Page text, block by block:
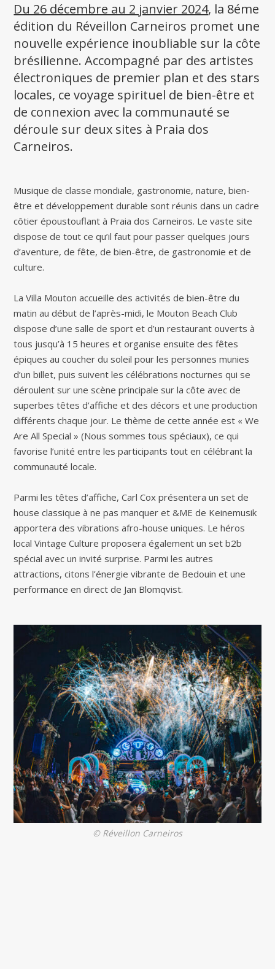
Du 26 décembre au 2 janvier 2024, la 8éme
édition du Réveillon Carneiros promet une
nouvelle expérience inoubliable sur la côte
brésilienne. Accompagné par des artistes
électroniques de premier plan et des stars
locales, ce voyage spirituel de bien-être et
de connexion avec la communauté se
déroule sur deux sites à Praia dos
Carneiros.
Musique de classe mondiale, gastronomie, nature, bien-
être et développement durable sont réunis dans un cadre
côtier époustouflant à Praia dos Carneiros. Le vaste site
dispose de tout ce qu’il faut pour passer quelques jours
d’aventure, de fête, de bien-être, de gastronomie et de
culture.
La Villa Mouton accueille des activités de bien-être du
matin au début de l’après-midi, le Mouton Beach Club
dispose d’une salle de sport et d’un restaurant ouverts à
tous jusqu’à 15 heures et organise ensuite des fêtes
épiques au coucher du soleil pour les personnes munies
d’un billet, puis suivent les célébrations nocturnes qui se
déroulent sur une scène principale sur la côte avec de
superbes têtes d’affiche et des décors et une production
différents chaque jour. Le thème de cette année est « We
Are All Special » (Nous sommes tous spéciaux), ce qui
favorise l’unité entre les participants tout en célébrant la
communauté locale.
Parmi les têtes d’affiche, Carl Cox présentera un set de
house classique à ne pas manquer et &ME de Keinemusik
apportera des vibrations afro-house uniques. Le héros
local Vintage Culture proposera également un set b2b
spécial avec un invité surprise. Parmi les autres
attractions, citons l’énergie vibrante de Bedouin et une
performance en direct de Jan Blomqvist.
© Réveillon Carneiros